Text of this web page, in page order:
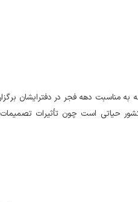
به مناسبت دهه فجر در دفترایشان
حیاتی است چون تأثیرات تصمیمات